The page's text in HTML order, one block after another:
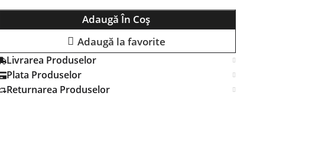
Adaugă În Coș
Adaugă la favorite
Livrarea Produselor
Plata Produselor
Returnarea Produselor